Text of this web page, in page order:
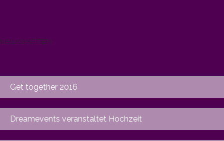
NEUIGKEITEN
Get together 2016
Dreamevents veranstaltet Hochzeit